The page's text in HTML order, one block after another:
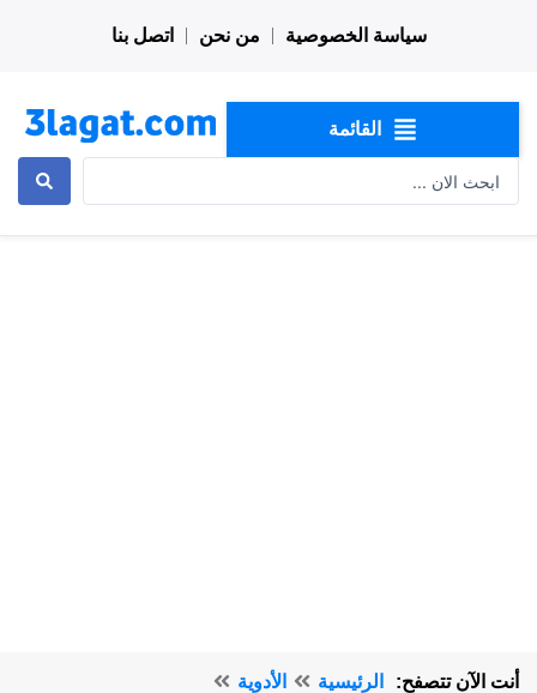
سياسة الخصوصية من نحن اتصل بنا
القائمة
أنت الآن تتصفح: الرئيسية
الأدوية